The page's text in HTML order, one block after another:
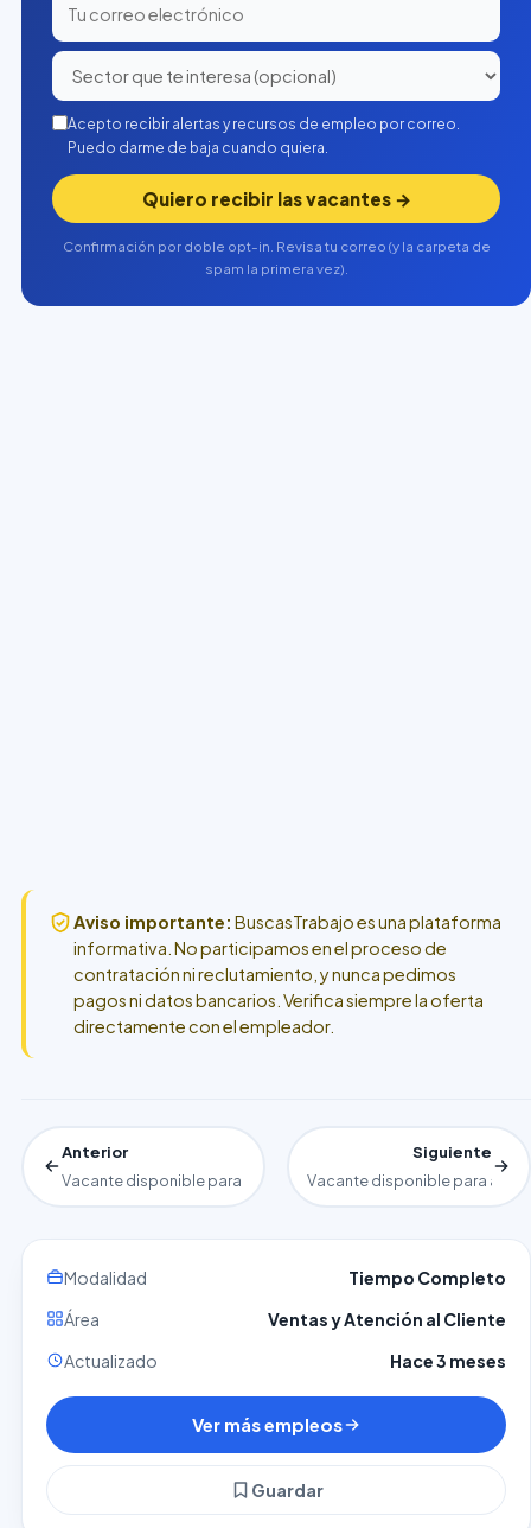
Acepto recibir alertas y recursos de empleo por correo.
Puedo darme de baja cuando quiera.
Quiero recibir las vacantes →
Confirmación por doble opt-in. Revisa tu correo (y la carpeta de
spam la primera vez).
Aviso importante: BuscasTrabajo es una plataforma
informativa. No participamos en el proceso de
contratación ni reclutamiento, y nunca pedimos
pagos ni datos bancarios. Verifica siempre la oferta
directamente con el empleador.
Anterior
Vacante disponible para empleada domestica
Siguiente
Vacante disponible para
Modalidad
Tiempo Completo
Área
Ventas y Atención al Cliente
Actualizado
Hace 3 meses
Ver más empleos
Guardar